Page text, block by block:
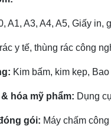
A1, A3, A4, A5, Giấy
y tế, thùng rác công
Kim bấm, kim kẹp,
hóa mỹ phẩm: Dụng
gói: Máy chấm